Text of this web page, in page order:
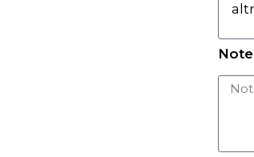
Note